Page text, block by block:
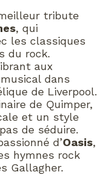
tribute
, qui
les classiques
du rock.
aux
dans
de Liverpool.
de Quimper,
et un style
de séduire.
d’Oasis,
hymnes rock
Gallagher.